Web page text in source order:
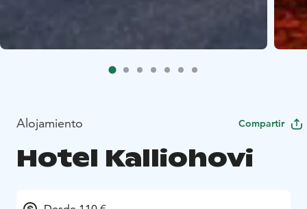
Alojamiento Compartir
Hotel Kalliohovi